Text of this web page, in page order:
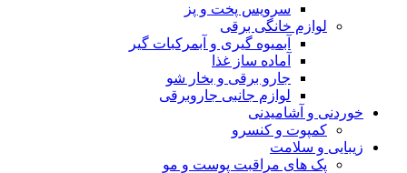
سرویس پخت و پز
لوازم خانگی برقی
آبمیوه گیری و آبمرکبات گیر
آماده ساز غذا
جارو برقی و بخار شو
لوازم جانبی جاروبرقی
خوردنی و آشامیدنی
کمپوت و کنسرو
زیبایی و سلامت
پک های مراقبت پوست و مو